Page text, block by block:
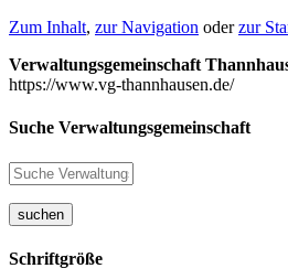
Zum Inhalt, zur Navigation oderzur
Verwaltungsgemeinschaft
https://www.vg-thannhausen.de/
Suche Verwaltungsgemeinschaft
suchen
Schriftgröße